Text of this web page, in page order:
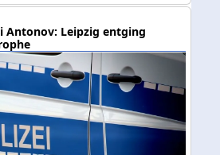
Antonov: Leipzig entging